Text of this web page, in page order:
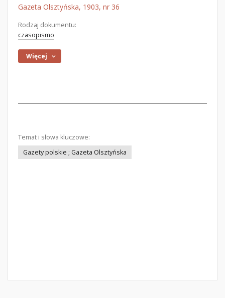
Gazeta Olsztyńska, 1903, nr 36
Rodzaj dokumentu:
czasopismo
Więcej
Temat i słowa kluczowe:
Gazety polskie ; Gazeta Olsztyńska